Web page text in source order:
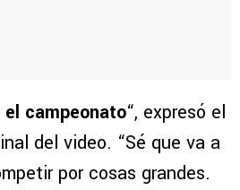
campeonato“, expresó el
del video. “Sé que va a
por cosas grandes.